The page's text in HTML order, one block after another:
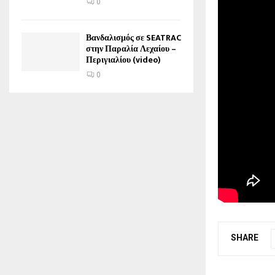
SHARE
0
Βανδαλισμός σε SEATRAC
στην Παραλία Λεχαίου –
Περιγιαλίου (video)
0